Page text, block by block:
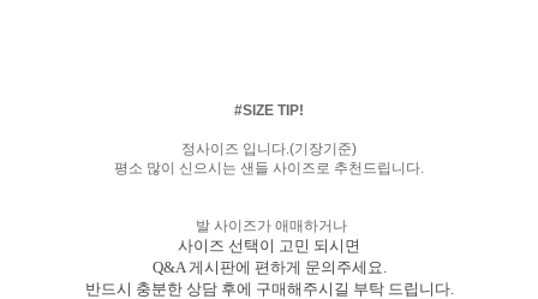
#SIZE TIP!
정사이즈 입니다.(기장기준)
평소 많이 신으시는 샌들 사이즈로 추천드립니다.
발 사이즈가 애매하거나
사이즈 선택이 고민 되시면
Q&A 게시판에 편하게 문의주세요.
반드시 충분한 상담 후에 구매해주시길 부탁 드립니다.